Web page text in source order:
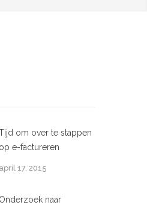
om over te stappen
op e-factureren
april 17, 2015
Onderzoek naar